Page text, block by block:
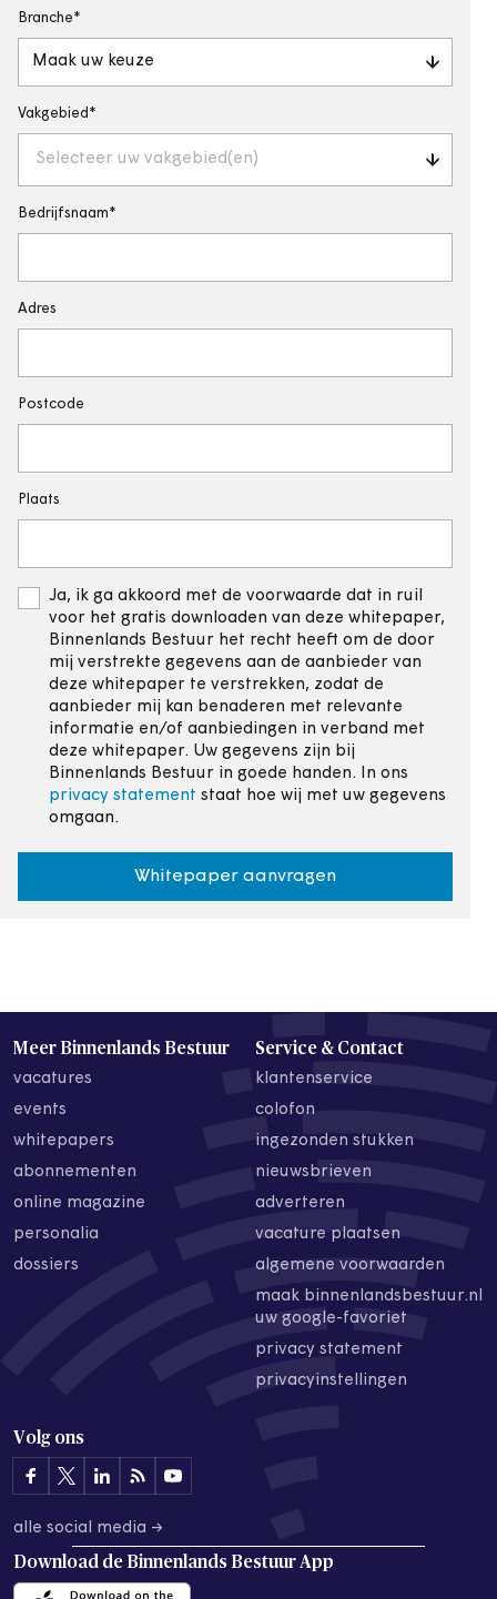
Branche
Maak uw keuze
Vakgebied
Selecteer uw vakgebied(en)
Bedrijfsnaam
Adres
Postcode
Plaats
Ja, ik ga akkoord met de voorwaarde dat in ruil
voor het gratis downloaden van deze whitepaper,
Binnenlands Bestuur het recht heeft om de door
mij verstrekte gegevens aan de aanbieder van
deze whitepaper te verstrekken, zodat de
aanbieder mij kan benaderen met relevante
informatie en/of aanbiedingen in verband met
deze whitepaper. Uw gegevens zijn bij
Binnenlands Bestuur in goede handen. In ons
privacy statement staat hoe wij met uw gegevens
omgaan.
Whitepaper aanvragen
Meer Binnenlands Bestuur
vacatures
events
whitepapers
abonnementen
online magazine
personalia
dossiers
Service & Contact
klantenservice
colofon
ingezonden stukken
nieuwsbrieven
adverteren
vacature plaatsen
algemene voorwaarden
maak binnenlandsbestuur.nl
uw google-favoriet
privacy statement
privacyinstellingen
Volg ons
alle social media →
Download de Binnenlands Bestuur App